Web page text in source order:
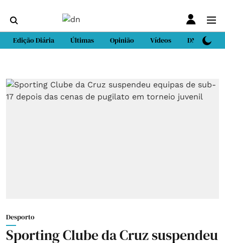
Edição Diária Últimas Opinião Vídeos DN Sport
Desporto
Sporting Clube da Cruz suspendeu